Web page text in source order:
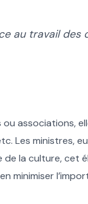
au travail
associations,
Les ministres,
la culture, cet
minimiser